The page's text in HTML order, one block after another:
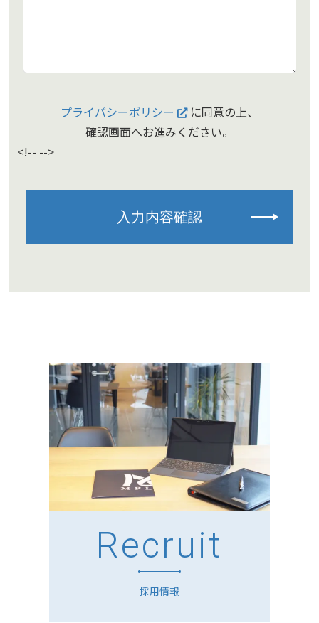
プライバシーポリシー
に同意の上、
確認画面へお進みください。
<!-- -->
Recruit
採用情報